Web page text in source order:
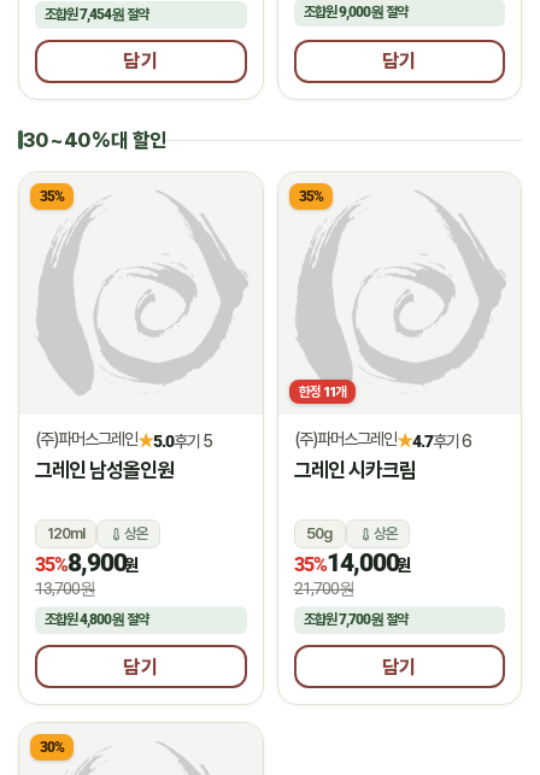
조합원7,454원 절약
담기
조합원9,000원절약
담기
30~40%대 할인
35%
(주)파머스그레인★5.0후기 5
그레인 남성올인원
120ml 상온
35%8,900원
13,700원
조합원4,800원 절약
담기
35%
한정 11개
(주)파머스그레인★4.7후기 6
그레인 시카크림
50g 상온
35%14,000원
21,700원
조합원7,700원절약
담기
30%